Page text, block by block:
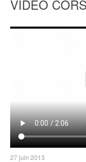
VIDEO
27 juin 2013